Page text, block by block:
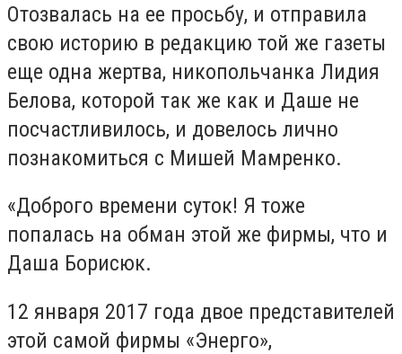
Отозвалась на ее просьбу, и отправила
свою историю в редакцию той же газеты
еще одна жертва, никопольчанка Лидия
Белова, которой так же как и Даше не
посчастливилось, и довелось лично
познакомиться с Мишей Мамренко.
«Доброго времени суток! Я тоже
попалась на обман этой же фирмы, что и
Даша Борисюк.
12 января 2017 года двое представителей
этой самой фирмы «Энерго»,